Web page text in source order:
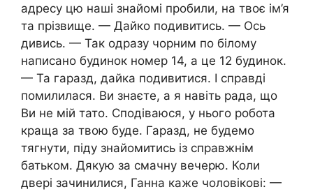
адресу цю наші знайомі пробили, на твоє ім’я
та прізвище. — Дайко подивитись. — Ось
дивись. — Так одразу чорним по білому
написано будинок номер 14, а це 12 будинок.
— Та гаразд, дайка подивитися. І справді
помилилася. Ви знаєте, а я навіть рада, що
Ви не мій тато. Сподіваюся, у нього робота
краща за твою буде. Гаразд, не будемо
тягнути, піду знайомитись із справжнім
батьком. Дякую за смачну вечерю. Коли
двері зачинилися, Ганна каже чоловікові: —